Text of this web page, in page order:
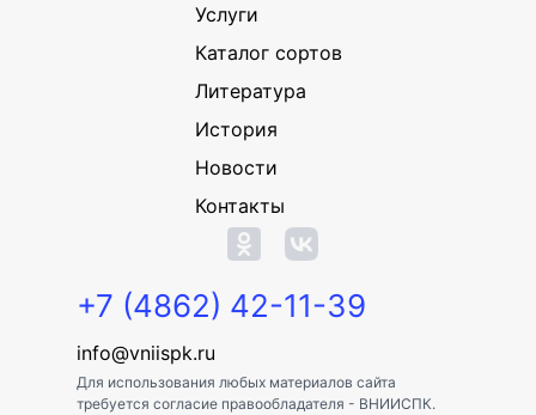
Услуги
Каталог сортов
Литература
История
Новости
Контакты
+7 (4862) 42-11-39
info@vniispk.ru
Для использования любых материалов сайта
требуется согласие правообладателя - ВНИИСПК.